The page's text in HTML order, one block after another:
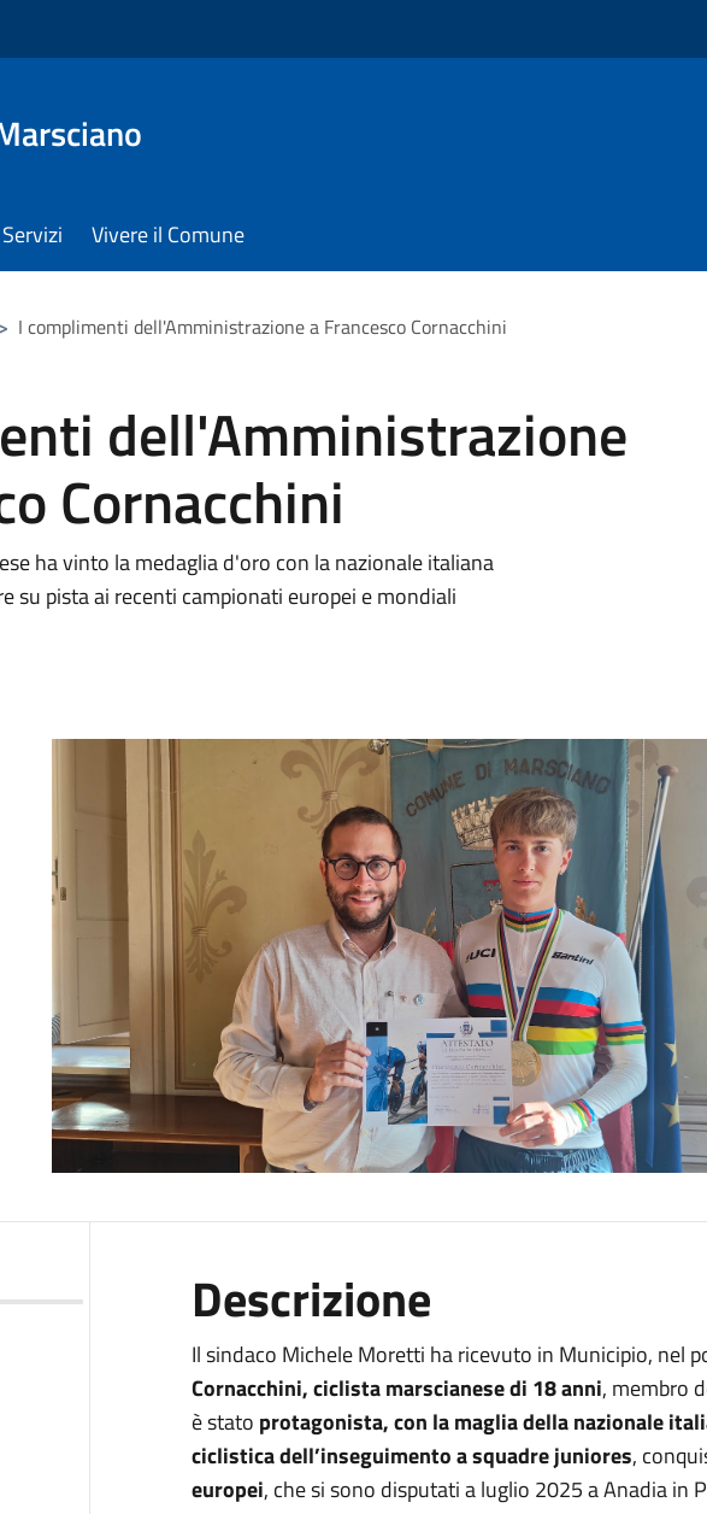
Servizi Vivere il Comune
> I complimenti dell'Amministrazione a Francesco Cornacchini
dell'Amministrazione
Cornacchini
ha vinto la medaglia d'oro con la nazionale italiana
su pista ai recenti campionati europei e mondiali
Descrizione
Il sindaco Michele Moretti ha ricevuto in Municipio, nel
Cornacchini, ciclista marscianese di 18 anni, membro
è stato protagonista, con la maglia della nazionale
ciclistica dell’inseguimento a squadre juniores,
europei, che si sono disputati a luglio 2025 a Anadia in